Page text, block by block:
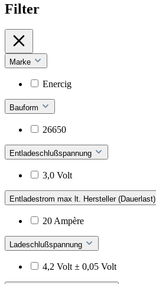
Filter
Marke
Enercig
Bauform
26650
Entladeschlußspannung
3,0 Volt
Entladestrom max lt. Hersteller (Dauerlast)
20 Ampère
Ladeschlußspannung
4,2 Volt ± 0,05 Volt